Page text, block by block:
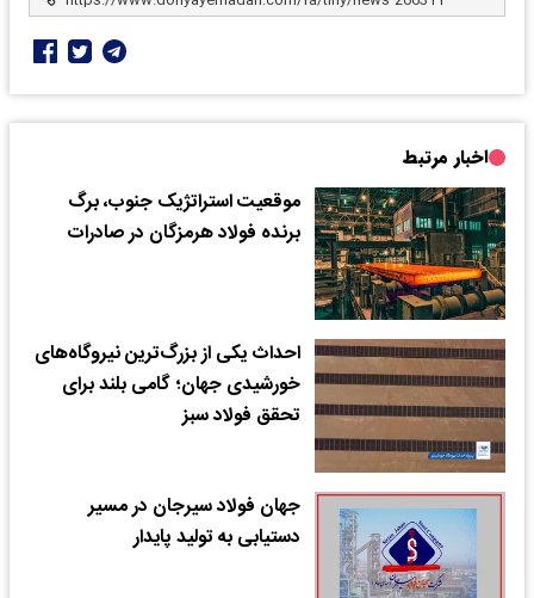
اخبار مرتبط
موقعیت استراتژیک جنوب، برگ
برنده فولاد هرمزگان در صادرات
احداث یکی از بزرگ‌ترین نیروگاه‌های
خورشیدی جهان؛ گامی بلند برای
تحقق فولاد سبز
جهان فولاد سیرجان در مسیر
دستیابی به تولید پایدار